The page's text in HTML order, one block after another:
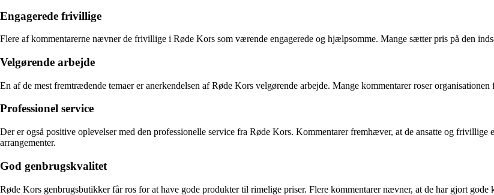
Engagerede frivillige
Flere af kommentarerne nævner de frivillige i Røde Kors som værende engagerede og hjælpsomme. Mange sætter pris på den
Velgørende arbejde
En af de mest fremtrædende temaer er anerkendelsen af Røde Kors velgørende arbejde. Mange kommentarer roser
Professionel service
Der er også positive oplevelser med den professionelle service fra Røde Kors. Kommentarer fremhæver, at de ansatte og
arrangementer.
God genbrugskvalitet
Røde Kors genbrugsbutikker får ros for at have gode produkter til rimelige priser. Flere kommentarer nævner, at de har gjort